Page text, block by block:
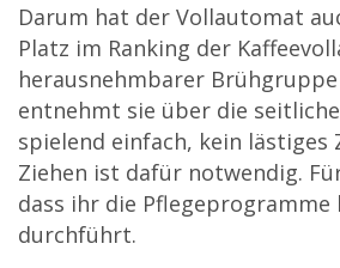
Darum hat der Vollautomat
Platz im Ranking der
herausnehmbarer
entnehmt sie über die
spielend einfach, kein lästiges
Ziehen ist dafür notwendig.
dass ihr die Pflegeprogramme
durchführt.